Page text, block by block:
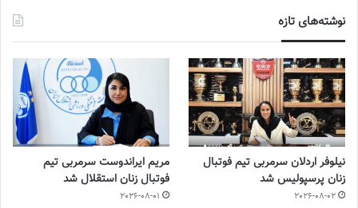
نوشته‌های تازه
نیلوفر اردلان سرمربی تیم فوتبال
زنان پرسپولیس شد
2026-08-02
مریم ایراندوست سرمربی تیم
فوتبال زنان استقلال شد
2026-08-01